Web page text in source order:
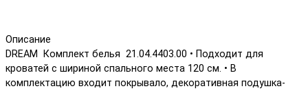
Описание
DREAM Комплект белья 21.04.4403.00 • Подходит для
кроватей с шириной спального места 120 см. • В
комплектацию входит покрывало, декоративная подушка-